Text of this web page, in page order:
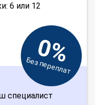
6 или 12
0%
Без переплат
специалист